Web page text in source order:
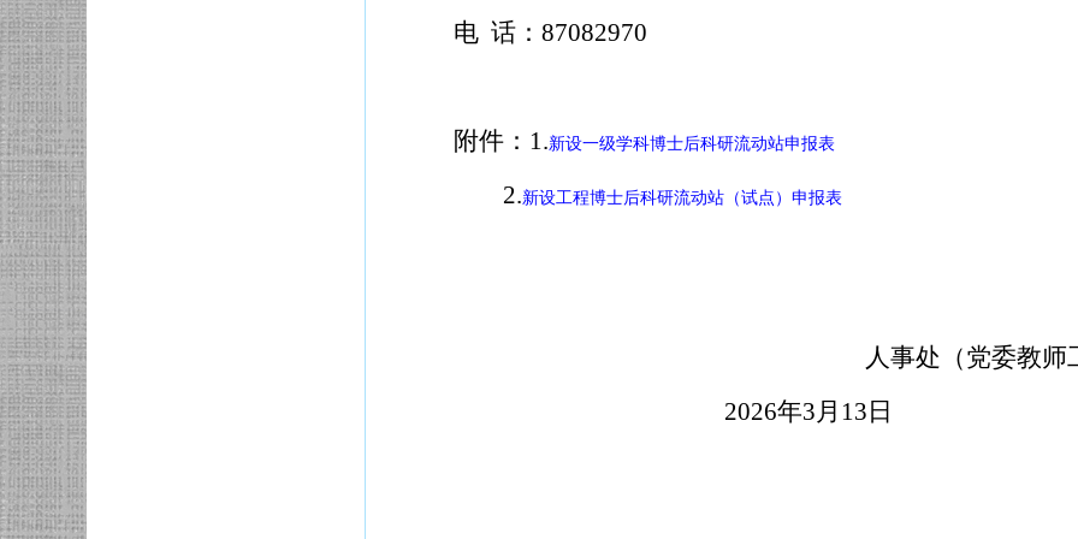
电 话：87082970
附件：1.新设一级学科博士后科研流动站申报表
2.新设工程博士后科研流动站（试点）申报表
人事处（党委教师
2026年3月13日